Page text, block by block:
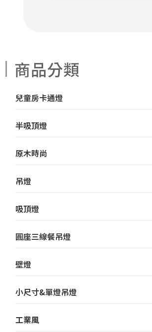
商品分類
兒童房卡通燈
半吸頂燈
原木時尚
吊燈
吸頂燈
圓座三線餐吊燈
壁燈
小尺寸&單燈吊燈
工業風